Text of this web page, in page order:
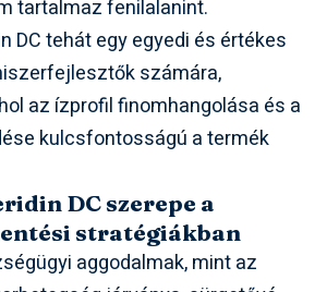
tartalmaz fenilalanint.
DC tehát egy egyedi és értékes
számára,
az ízprofil finomhangolása és a
kulcsfontosságú a termék
DC szerepe a
stratégiákban
aggodalmak, mint az